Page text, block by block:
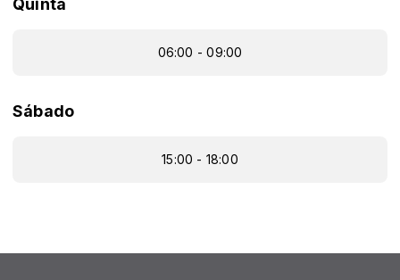
Quinta
06:00 - 09:00
Sábado
15:00 - 18:00